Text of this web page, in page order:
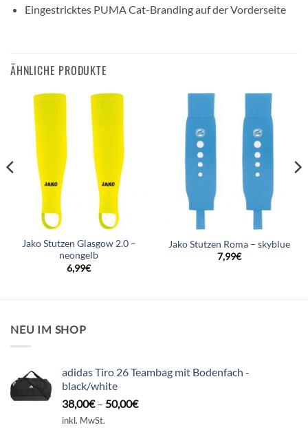
Eingestricktes PUMA Cat-Branding auf der Vorderseite
ÄHNLICHE PRODUKTE
Jako Stutzen Glasgow 2.0 –
neongelb
6,99€
Jako Stutzen Roma – skyblue
7,99€
NEU IM SHOP
adidas Tiro 26 Teambag mit Bodenfach -
black/white
38,00€– 50,00€
inkl. MwSt.